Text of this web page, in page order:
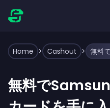
Home > Cashout >
無料で